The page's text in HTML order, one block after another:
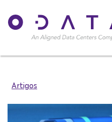
Artigos